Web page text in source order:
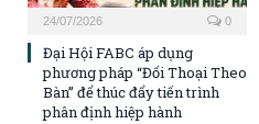
24/07/2026 0
Đại Hội FABC áp dụng
phương pháp “Đối Thoại Theo
Bàn” để thúc đẩy tiến trình
phân định hiệp hành